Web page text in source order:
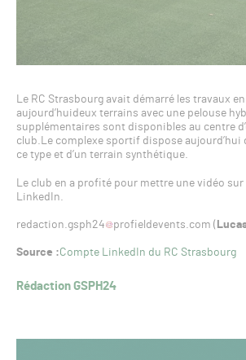
Le RC Strasbourg avait démarré les travaux
aujourd’huideux terrains avec une pelouse
supplémentaires sont disponibles au centre
club.Le complexe sportif dispose aujourd’hui
ce type et d’un terrain synthétique.
Le club en a profité pour mettre une vidéo
LinkedIn.
redaction.gsph24 profieldevents.com (
Source :Compte LinkedIn du RC Strasbourg
Rédaction GSPH24